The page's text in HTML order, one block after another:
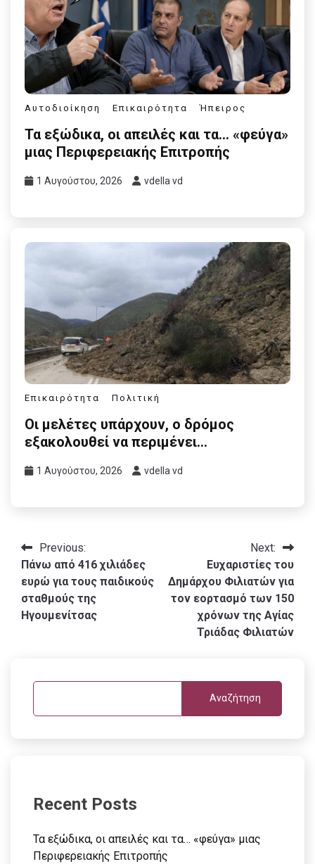
Αυτοδιοίκηση Επικαιρότητα Ήπειρος
Τα εξώδικα, οι απειλές και τα… «φεύγα»
μιας Περιφερειακής Επιτροπής
1 Αυγούστου, 2026 vdella vd
Επικαιρότητα Πολιτική
Οι μελέτες υπάρχουν, ο δρόμος
εξακολουθεί να περιμένει…
1 Αυγούστου, 2026 vdella vd
Πλοήγηση
άρθρων
Previous:
Πάνω από 416 χιλιάδες
ευρώ για τους παιδικούς
σταθμούς της
Ηγουμενίτσας
Next:
Ευχαριστίες του
Δημάρχου Φιλιατών για
τον εορτασμό των 150
χρόνων της Αγίας
Τριάδας Φιλιατών
Αναζήτηση
Recent Posts
Τα εξώδικα, οι απειλές και τα… «φεύγα» μιας
Περιφερειακής Επιτροπής